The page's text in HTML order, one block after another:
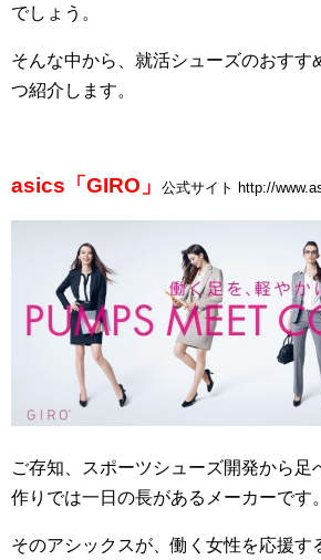
でしょう。
そんな中から、就活シューズのおすす
つ紹介します。
asics「GIRO」 公式サイト http://
ご存知、スポーツシューズ開発から足
作りでは一日の長があるメーカーです。
そのアシックスが、働く女性を応援す